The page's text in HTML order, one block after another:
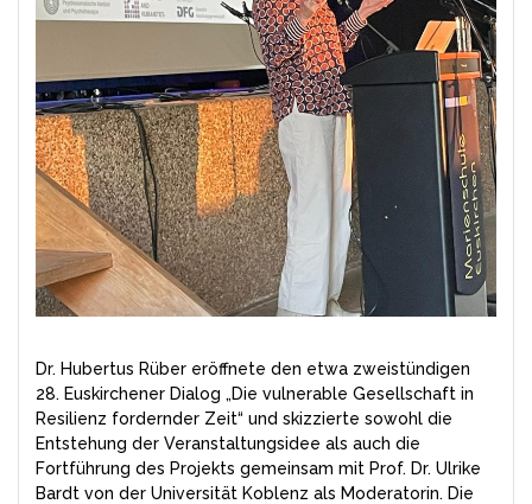
Dr. Hubertus Rüber eröffnete den etwa zweistündigen
28. Euskirchener Dialog „Die vulnerable Gesellschaft in
Resilienz fordernder Zeit“ und skizzierte sowohl die
Entstehung der Veranstaltungsidee als auch die
Fortführung des Projekts gemeinsam mit Prof. Dr. Ulrike
Bardt von der Universität Koblenz als Moderatorin. Die